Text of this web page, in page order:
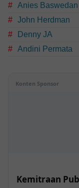
Anies Baswedan
John Herdman
Denny JA
Andini Permata
Konten Sponsor
Kemitraan